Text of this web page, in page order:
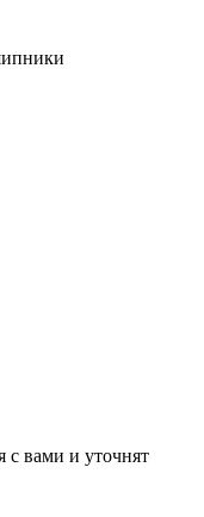
с вами и уточнят